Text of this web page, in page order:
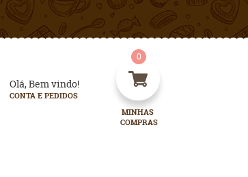
Olá, Bem vindo!
CONTA E PEDIDOS
MINHAS
COMPRAS
0